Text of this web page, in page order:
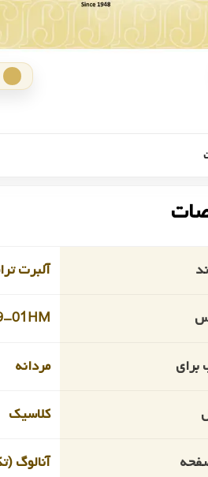
آلبرت
01HM
برای مردانه
کلاسیک
آنالوگ